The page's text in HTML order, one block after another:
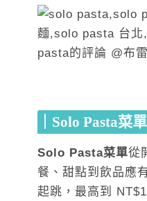
Solo Pasta菜
Solo Pasta菜單從
餐、甜點到飲品應
起跳，最高到